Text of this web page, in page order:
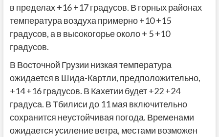
в пределах +16 +17 градусов. В горных районах
температура воздуха примерно +10 +15
градусов, а в высокогорье около + 5 +10
градусов.
В Восточной Грузии низкая температура
ожидается в Шида-Картли, предположительно,
+14 +16 градусов. В Кахетии будет +22 +24
градуса. В Тбилиси до 11 мая включительно
сохранится неустойчивая погода. Временами
ожидается усиление ветра, местами возможен